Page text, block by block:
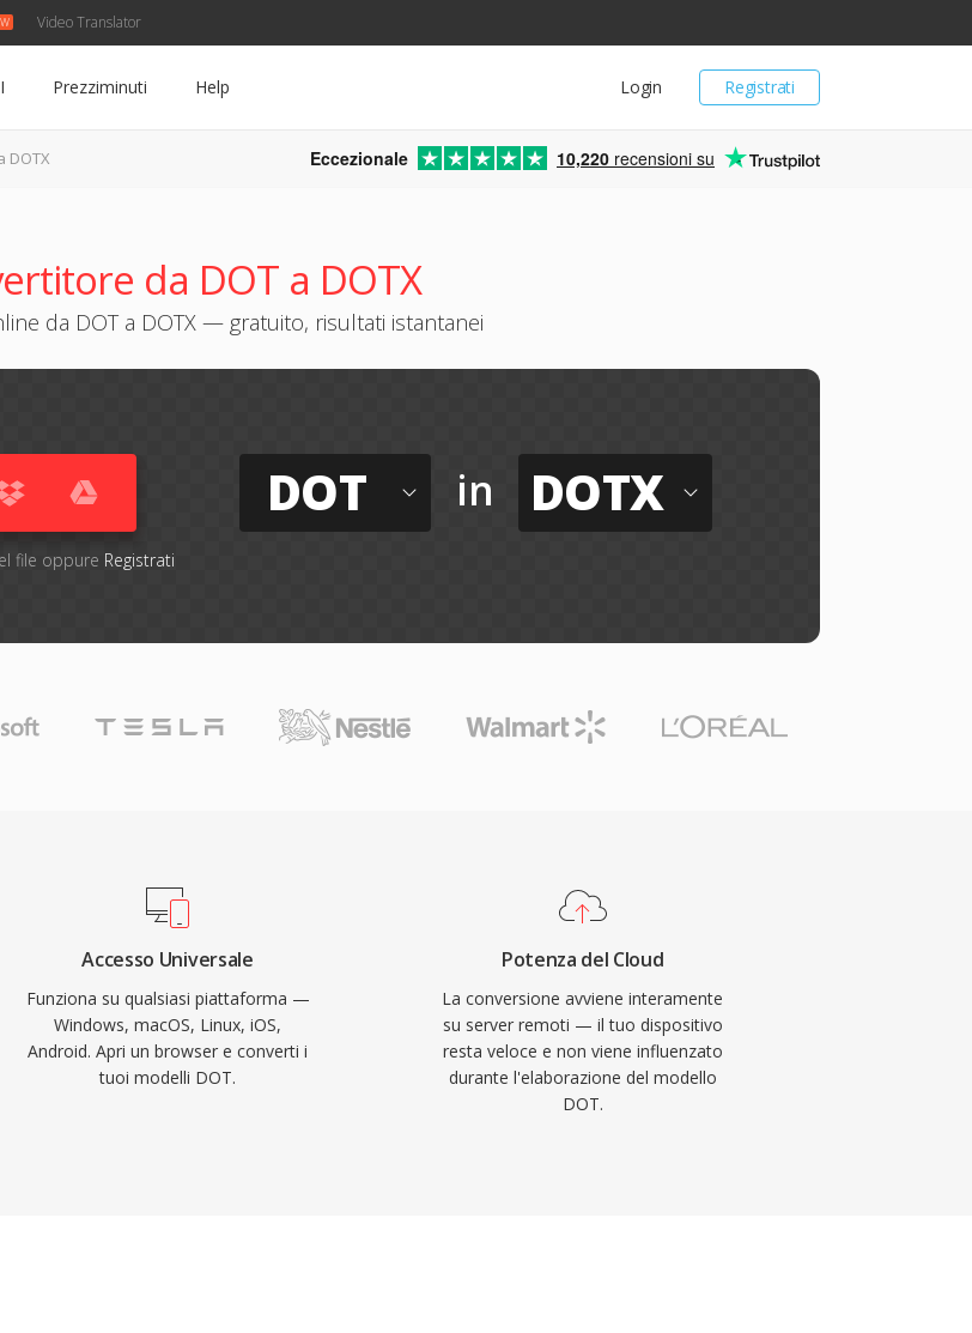
Video Translator
Registrati
Login
Prezziminuti Help
DOTX Eccezionale 10,220 recensioni su
da DOT a DOTX
da DOT a DOTX — gratuito, risultati istantanei
file oppure Registrati
DOT in DOTX
Accesso Universale
Funziona su qualsiasi piattaforma —
Windows, macOS, Linux, iOS,
Android. Apri un browser e converti i
tuoi modelli DOT.
Potenza del Cloud
La conversione avviene interamente
su server remoti — il tuo dispositivo
resta veloce e non viene influenzato
durante l'elaborazione del modello
DOT.